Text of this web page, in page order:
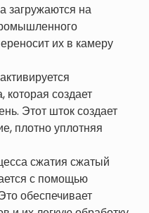
загружаются на
их в камеру
которая создает
Этот шток создает
плотно уплотняя
сжатия сжатый
с помощью
обеспечивает